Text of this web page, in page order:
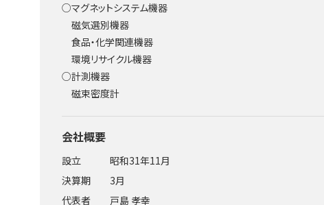
○マグネットシステム機器
磁気選別機器
食品・化学関連機器
環境リサイクル機器
○計測機器
磁束密度計
会社概要
設立 昭和31年11月
決算期
3月
代表者
戸島 孝幸